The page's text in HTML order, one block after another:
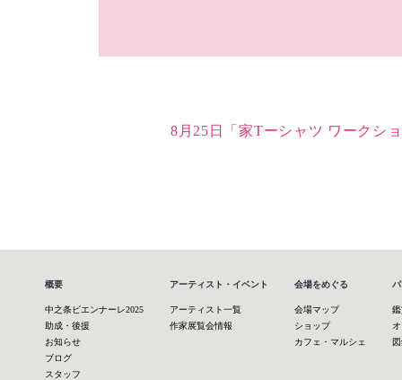
8月25日「家Tーシャツ ワークシ
概要
中之条ビエンナーレ2025
助成・後援
お知らせ
ブログ
スタッフ
アーティスト・イベント
アーティスト一覧
作家展覧会情報
会場をめぐる
会場マップ
ショップ
カフェ・マルシェ